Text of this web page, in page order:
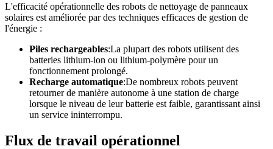
L'efficacité opérationnelle des robots de nettoyage de panneaux
solaires est améliorée par des techniques efficaces de gestion de
l'énergie :
Piles rechargeables:La plupart des robots utilisent des
batteries lithium-ion ou lithium-polymère pour un
fonctionnement prolongé.
Recharge automatique:De nombreux robots peuvent
retourner de manière autonome à une station de charge
lorsque le niveau de leur batterie est faible, garantissant ainsi
un service ininterrompu.
Flux de travail opérationnel